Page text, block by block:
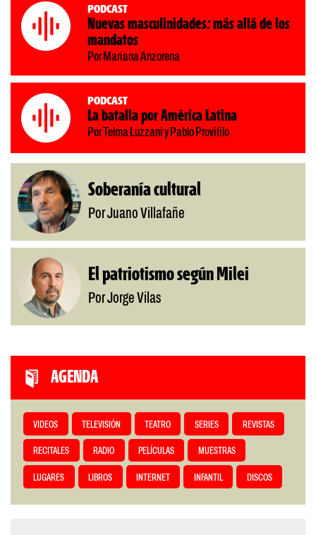
Podcast
Nuevas masculinidades: más allá de los
mandatos
Por Mariana Anzorena
Podcast
La batalla por América Latina
Por Telma Luzzani y Pablo Provitilo
Soberanía cultural
Por Juano Villafañe
El patriotismo según Milei
Por Jorge Vilas
AGENDA
VIDEOS TELEVISIÓN TEATRO SERIES REVISTAS
RECITALES RADIO PELÍCULAS MUESTRAS
LUGARES LIBROS INTERNET INFANTIL DISCOS